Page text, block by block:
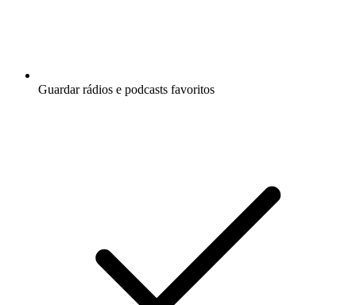
Guardar rádios e podcasts favoritos